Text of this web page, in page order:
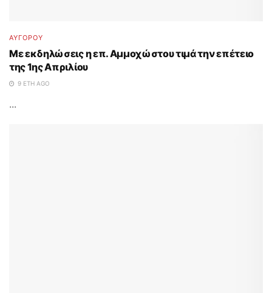
ΑΥΓΟΡΟΥ
Με εκδηλώσεις η επ. Αμμοχώστου τιμά την επέτειο
της 1ης Απριλίου
9 ΈΤΗ AGO
...